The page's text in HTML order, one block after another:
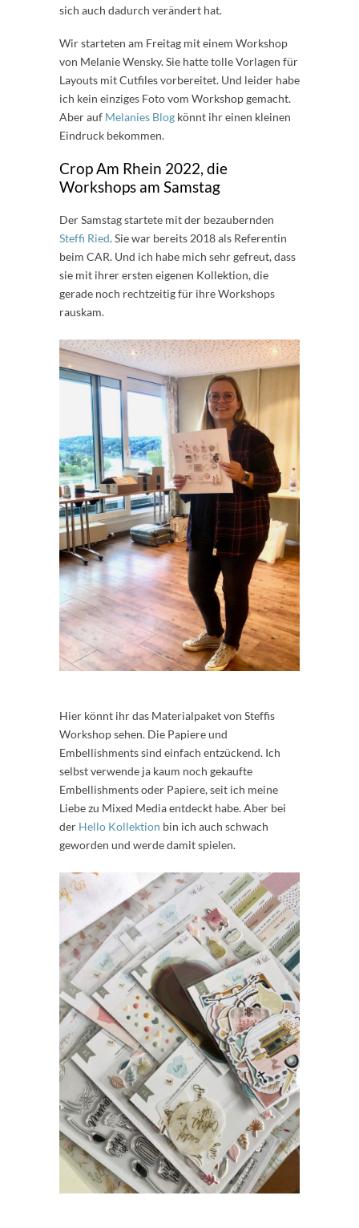
sich auch dadurch verändert hat.
Wir starteten am Freitag mit einem Workshop
von Melanie Wensky. Sie hatte tolle Vorlagen für
Layouts mit Cutfiles vorbereitet. Und leider habe
ich kein einziges Foto vom Workshop gemacht.
Aber auf Melanies Blog könnt ihr einen kleinen
Eindruck bekommen.
Crop Am Rhein 2022, die
Workshops am Samstag
Der Samstag startete mit der bezaubernden
Steffi Ried. Sie war bereits 2018 als Referentin
beim CAR. Und ich habe mich sehr gefreut, dass
sie mit ihrer ersten eigenen Kollektion, die
gerade noch rechtzeitig für ihre Workshops
rauskam.
Hier könnt ihr das Materialpaket von Steffis
Workshop sehen. Die Papiere und
Embellishments sind einfach entzückend. Ich
selbst verwende ja kaum noch gekaufte
Embellishments oder Papiere, seit ich meine
Liebe zu Mixed Media entdeckt habe. Aber bei
der Hello Kollektion bin ich auch schwach
geworden und werde damit spielen.